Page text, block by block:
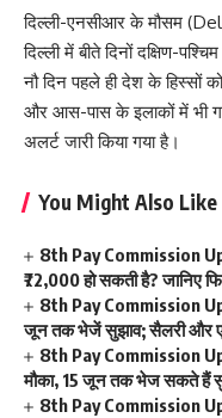
दिल्ली-एनसीआर के मौसम
दिल्ली में बीते दिनों दक्षिण-
नौ दिन पहले ही देश के हिस्सों
और आस-पास के इलाकों में भी
अलर्ट जारी किया गया है।
You Might Also Like
8th Pay Commission
₹72,000 हो सकती है? जानिए
8th Pay Commission
जून तक भेजें सुझाव; सैलरी और
8th Pay Commission
मौका, 15 जून तक भेज सकते हैं
8th Pay Commission